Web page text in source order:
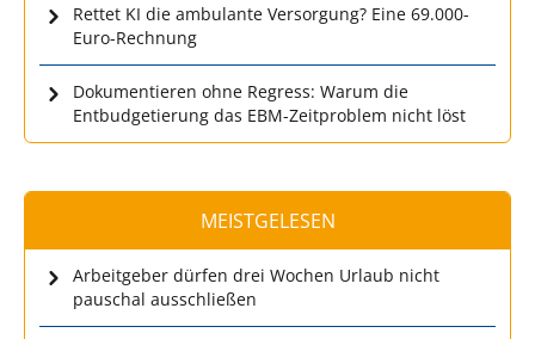
Rettet KI die ambulante Versorgung? Eine 69.000-
Euro-Rechnung
Dokumentieren ohne Regress: Warum die
Entbudgetierung das EBM-Zeitproblem nicht löst
MEISTGELESEN
Arbeitgeber dürfen drei Wochen Urlaub nicht
pauschal ausschließen